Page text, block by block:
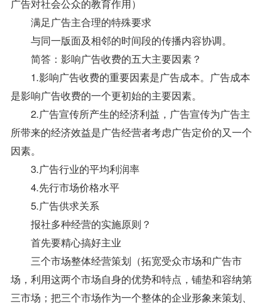
广告对社会公众的教育作用）
满足广告主合理的特殊要求
与同一版面及相邻的时间段的传播内容协调。
简答：影响广告收费的五大主要因素？
1.影响广告收费的重要因素是广告成本。广告成本
是影响广告收费的一个更初始的主要因素。
2.广告宣传所产生的经济利益，广告宣传为广告主
所带来的经济效益是广告经营者考虑广告定价的又一个
因素。
3.广告行业的平均利润率
4.先行市场价格水平
5.广告供求关系
报社多种经营的实施原则？
首先要精心搞好主业
三个市场整体经营策划（拓宽受众市场和广告市
场，利用这两个市场自身的优势和特点，铺垫和容纳第
三市场；把三个市场作为一个整体的企业形象来策划、